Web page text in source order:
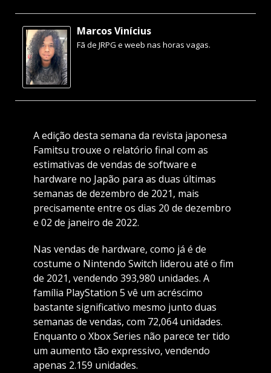
Marcos Vinícius
Fã de JRPG e weeb nas horas vagas.
A edição desta semana da revista japonesa
Famitsu trouxe o relatório final com as
estimativas de vendas de software e
hardware no Japão para as duas últimas
semanas de dezembro de 2021, mais
precisamente entre os dias 20 de dezembro
e 02 de janeiro de 2022.
Nas vendas de hardware, como já é de
costume o Nintendo Switch liderou até o fim
de 2021, vendendo 393,980 unidades. A
família PlayStation 5 vê um acréscimo
bastante significativo mesmo junto duas
semanas de vendas, com 72,064 unidades.
Enquanto o Xbox Series não parece ter tido
um aumento tão expressivo, vendendo
apenas 2.159 unidades.